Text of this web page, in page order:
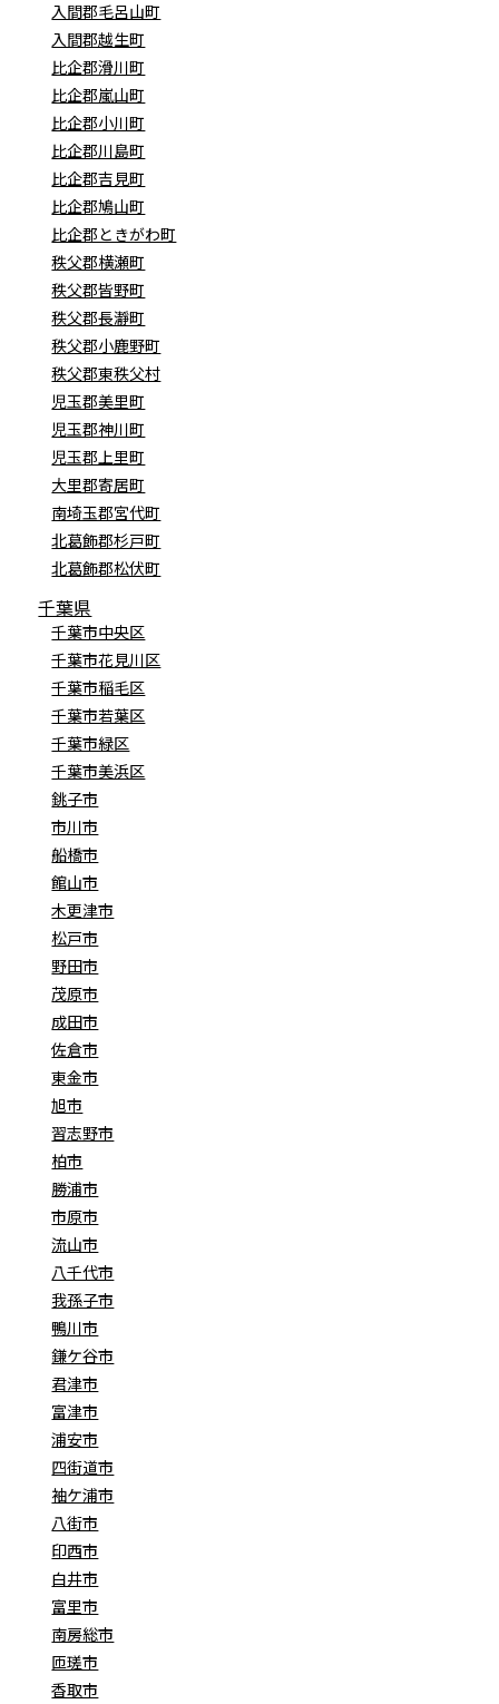
入間郡毛呂山町
入間郡越生町
比企郡滑川町
比企郡嵐山町
比企郡小川町
比企郡川島町
比企郡吉見町
比企郡鳩山町
比企郡ときがわ町
秩父郡横瀬町
秩父郡皆野町
秩父郡長瀞町
秩父郡小鹿野町
秩父郡東秩父村
児玉郡美里町
児玉郡神川町
児玉郡上里町
大里郡寄居町
南埼玉郡宮代町
北葛飾郡杉戸町
北葛飾郡松伏町
千葉県
千葉市中央区
千葉市花見川区
千葉市稲毛区
千葉市若葉区
千葉市緑区
千葉市美浜区
銚子市
市川市
船橋市
館山市
木更津市
松戸市
野田市
茂原市
成田市
佐倉市
東金市
旭市
習志野市
柏市
勝浦市
市原市
流山市
八千代市
我孫子市
鴨川市
鎌ケ谷市
君津市
富津市
浦安市
四街道市
袖ケ浦市
八街市
印西市
白井市
富里市
南房総市
匝瑳市
香取市